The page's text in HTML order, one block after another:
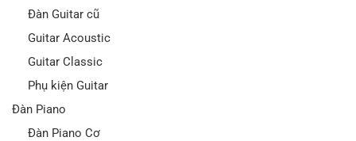
Đàn Guitar cũ
Guitar Acoustic
Guitar Classic
Phụ kiện Guitar
Đàn Piano
Đàn Piano Cơ